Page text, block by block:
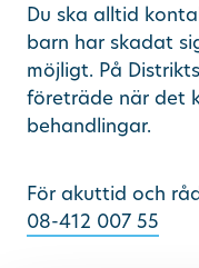
Du ska alltid
barn har skadat
möjligt. På
företräde när det
behandlingar.
För akuttid och
08-412 007 55